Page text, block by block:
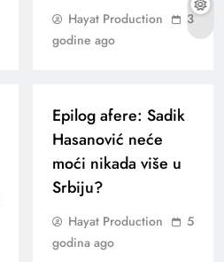
Hayat Production
3
godine ago
Epilog afere: Sadik
Hasanović neće
moći nikada više u
Srbiju?
Hayat Production
5
godina ago